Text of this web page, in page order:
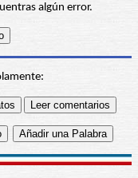
algún error.